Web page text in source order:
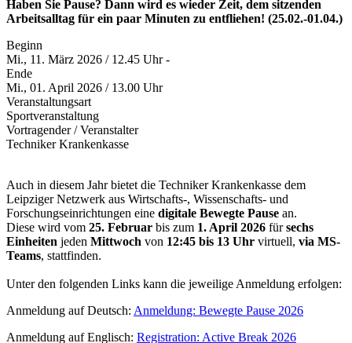
Haben Sie Pause? Dann wird es wieder Zeit, dem sitzenden
Arbeitsalltag für ein paar Minuten zu entfliehen! (25.02.-01.04.)
Beginn
Mi., 11. März 2026 / 12.45 Uhr -
Ende
Mi., 01. April 2026 / 13.00 Uhr
Veranstaltungsart
Sportveranstaltung
Vortragender / Veranstalter
Techniker Krankenkasse
Auch in diesem Jahr bietet die Techniker Krankenkasse dem
Leipziger Netzwerk aus Wirtschafts-, Wissenschafts- und
Forschungseinrichtungen eine digitale Bewegte Pause an.
Diese wird vom 25. Februar bis zum 1. April 2026 fürsechs
Einheiten jeden Mittwoch von 12:45 bis 13 Uhr virtuell, via MS-
Teams, stattfinden.
Unter den folgenden Links kann die jeweilige Anmeldung erfolgen:
Anmeldung auf Deutsch: Anmeldung: Bewegte Pause 2026
Anmeldung auf Englisch: Registration: Active Break 2026